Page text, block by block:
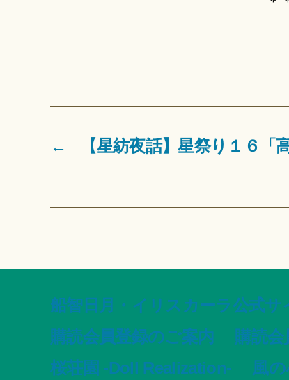
← 【星紡夜話】星祭り１６「
船智日月・イリスカーラ公式
購読会員登録のご案内
購読
桜荘園 -Doll Realization-
風